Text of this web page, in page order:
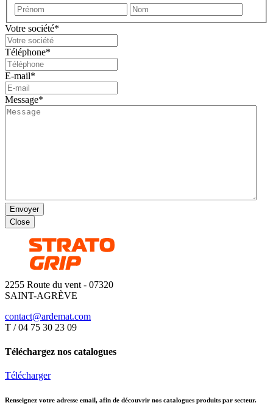
Prénom
Votre société*
Téléphone*
E-mail*
Message*
Envoyer
Close
2255 Route du vent - 07320
SAINT-AGRÈVE
contact@ardemat.com
T / 04 75 30 23 09
Téléchargez nos catalogues
Télécharger
Renseignez votre adresse email, afin de découvrir nos catalogues produits par secteur.